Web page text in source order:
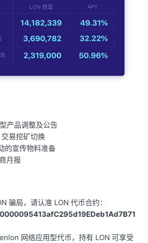
产品调整及公告
易挖矿切换
的宣传物料准备
月报
骗局，请认准 LON 代币合约：
网络应用型代币，持有 LON 可享受